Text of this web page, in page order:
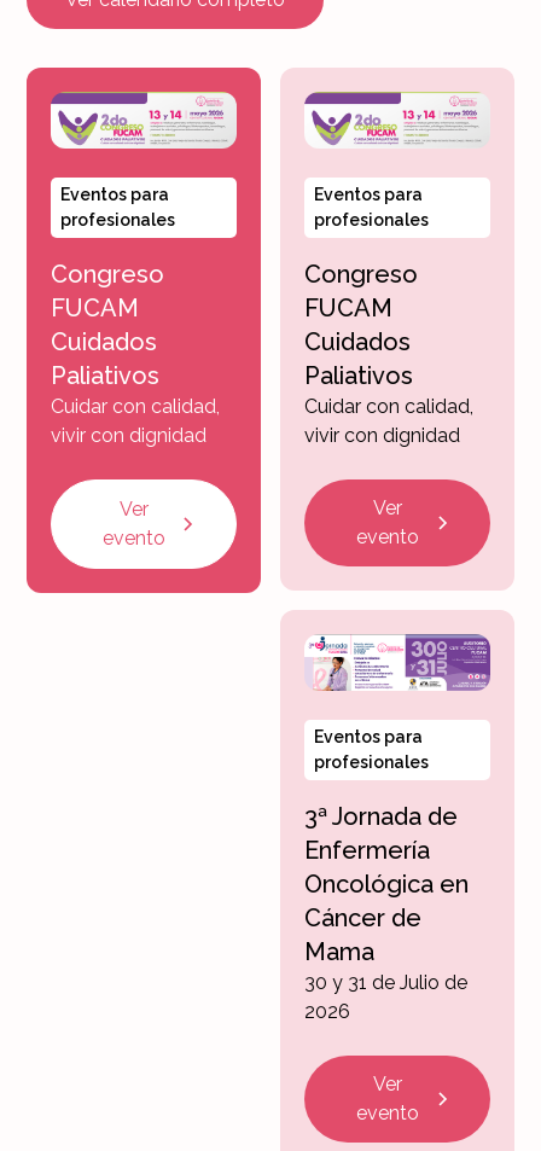
Eventos para
profesionales
Congreso
FUCAM
Cuidados
Paliativos
Cuidar con calidad,
vivir con dignidad
Ver
evento
Eventos para
profesionales
Congreso
FUCAM
Cuidados
Paliativos
Cuidar con calidad,
vivir con dignidad
Ver
evento
Eventos para
profesionales
3ª Jornada de
Enfermería
Oncológica en
Cáncer de
Mama
30 y 31 de Julio de
2026
Ver
evento